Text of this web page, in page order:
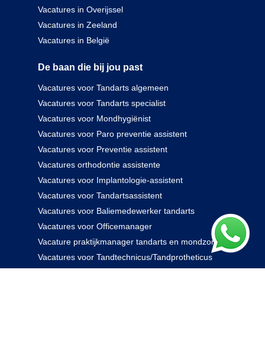
Vacatures in Overijssel
Vacatures in Zeeland
Vacatures in België
De baan die bij jou past
Vacatures voor Tandarts algemeen
Vacatures voor Tandarts specialist
Vacatures voor Mondhygiënist
Vacatures voor Paro preventie assistent
Vacatures voor Preventie assistent
Vacatures orthodontie assistente
Vacatures voor Implantologie-assistent
Vacatures voor Tandartsassistent
Vacatures voor Baliemedewerker tandarts
Vacatures voor Officemanager
Vacature praktijkmanager tandarts en mondzorg
Vacatures voor Tandtechnicus/Tandprotheticus